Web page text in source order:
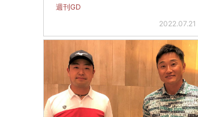
週刊GD
2022.07.21